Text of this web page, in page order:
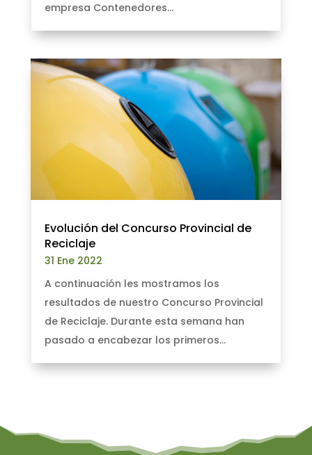
empresa Contenedores...
Evolución del Concurso Provincial de
Reciclaje
31 Ene 2022
A continuación les mostramos los
resultados de nuestro Concurso Provincial
de Reciclaje. Durante esta semana han
pasado a encabezar los primeros...